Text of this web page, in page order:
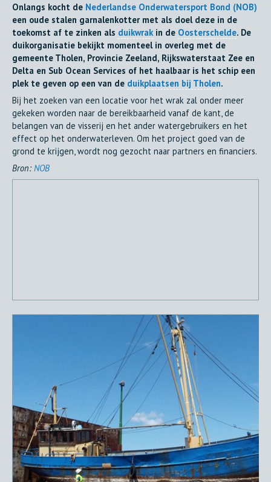
Onlangs kocht de Nederlandse Onderwatersport Bond (NOB)
een oude stalen garnalenkotter met als doel deze in de
toekomst af te zinken als duikwrak in de Oosterschelde. De
duikorganisatie bekijkt momenteel in overleg met de
gemeente Tholen, Provincie Zeeland, Rijkswaterstaat Zee en
Delta en Sub Ocean Services of het haalbaar is het schip een
plek te geven op een van de duikplaatsen bij Tholen.
Bij het zoeken van een locatie voor het wrak zal onder meer
gekeken worden naar de bereikbaarheid vanaf de kant, de
belangen van de visserij en het ander watergebruikers en het
effect op het onderwaterleven. Om het project goed van de
grond te krijgen, wordt nog gezocht naar partners en financiers.
Bron: NOB